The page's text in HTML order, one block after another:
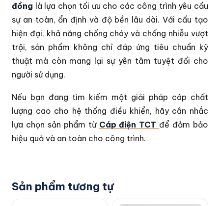
đồng là lựa chọn tối ưu cho các công trình yêu cầu
sự an toàn, ổn định và độ bền lâu dài. Với cấu tạo
hiện đại, khả năng chống cháy và chống nhiễu vượt
trội, sản phẩm không chỉ đáp ứng tiêu chuẩn kỹ
thuật mà còn mang lại sự yên tâm tuyệt đối cho
người sử dụng.
Nếu bạn đang tìm kiếm một giải pháp cáp chất
lượng cao cho hệ thống điều khiển, hãy cân nhắc
lựa chọn sản phẩm từ Cáp điện TCT để đảm bảo
hiệu quả và an toàn cho công trình.
Sản phẩm tương tự